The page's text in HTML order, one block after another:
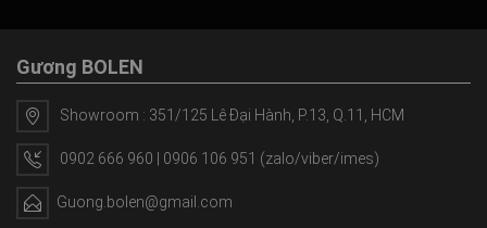
Gương BOLEN
Showroom : 351/125 Lê Đại Hành, P.13, Q.11, HCM
0902 666 960 | 0906 106 951 (zalo/viber/imes)
Guong.bolen@gmail.com